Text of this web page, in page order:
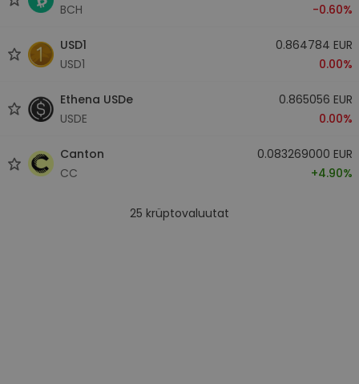
BCH
-0.60%
USD1
USD1
0.864784 EUR
0.00%
Ethena USDe
USDE
0.865056 EUR
0.00%
Canton
CC
0.083269000 EUR
+4.90%
25 krüptovaluutat